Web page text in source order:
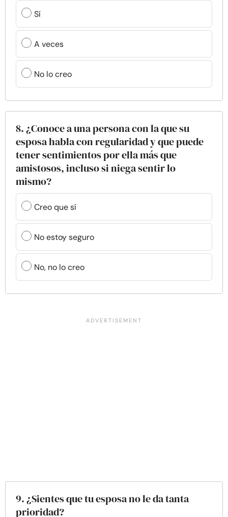
Sí
A veces
No lo creo
8. ¿Conoce a una persona con la que su
esposa habla con regularidad y que puede
tener sentimientos por ella más que
amistosos, incluso si niega sentir lo
mismo?
Creo que sí
No estoy seguro
No, no lo creo
9. ¿Sientes que tu esposa no le da tanta
prioridad?